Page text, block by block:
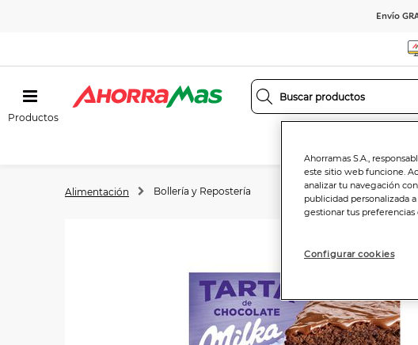
Envío
Productos
Alimentación Bollería y Repostería
Ahorramas S.A.,
este sitio web funcione.
analizar tu navegación
publicidad personalizada
gestionar tus
Configurar cookies